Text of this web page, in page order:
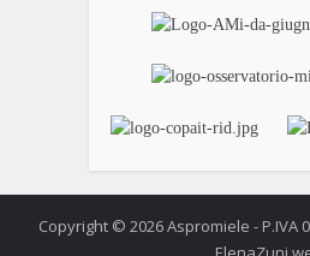
Copyright © 2026 Aspromiele - P.IVA